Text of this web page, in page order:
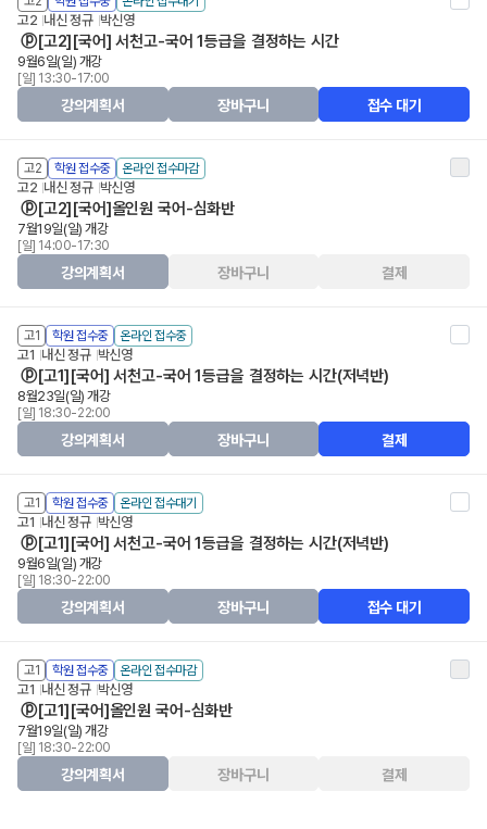
고2 내신 정규 박신영
ⓟ[고2][국어] 서천고-국어 1등급을 결정하는 시간
9월6일(일) 개강
[일] 13:30-17:00
강의계획서 장바구니 접수 대기
고2 학원 접수중 온라인 접수마감
고2 내신 정규 박신영
ⓟ[고2][국어]올인원 국어-심화반
7월19일(일) 개강
[일] 14:00-17:30
강의계획서 장바구니 결제
고1 학원 접수중 온라인 접수중
고1 내신 정규 박신영
ⓟ[고1][국어] 서천고-국어 1등급을 결정하는 시간(저녁반)
8월23일(일) 개강
[일] 18:30-22:00
강의계획서 장바구니 결제
고1 학원 접수중 온라인 접수대기
고1 내신 정규 박신영
ⓟ[고1][국어] 서천고-국어 1등급을 결정하는 시간(저녁반)
9월6일(일) 개강
[일] 18:30-22:00
강의계획서 장바구니 접수 대기
고1 학원 접수중 온라인 접수마감
고1 내신 정규 박신영
ⓟ[고1][국어]올인원 국어-심화반
7월19일(일) 개강
[일] 18:30-22:00
강의계획서 장바구니 결제